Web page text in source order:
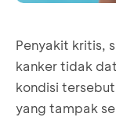
Penyakit kritis,
kanker tidak
kondisi
yang tampak